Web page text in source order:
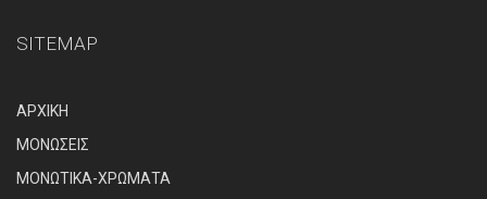
SITEMAP
ΑΡΧΙΚΗ
ΜΟΝΩΣΕΙΣ
ΜΟΝΩΤΙΚΑ-ΧΡΩΜΑΤΑ